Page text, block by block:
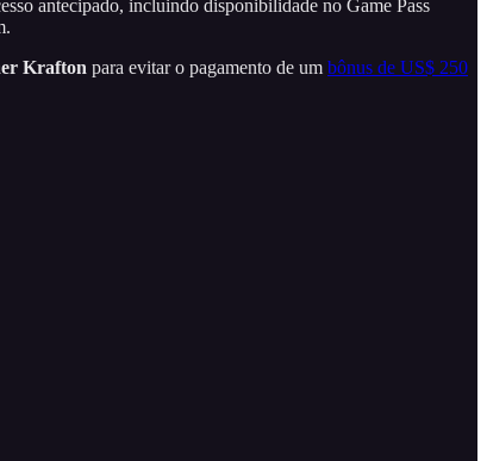
antecipado, incluindo disponibilidade no Game Pass
Krafton para evitar o pagamento de um bônus de US$ 250